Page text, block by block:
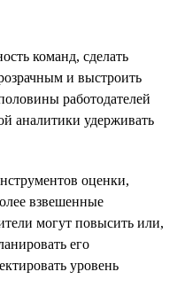
команд, сделать
и выстроить
работодателей
аналитики удерживать
оценки,
взвешенные
могут повысить или,
его
уровень